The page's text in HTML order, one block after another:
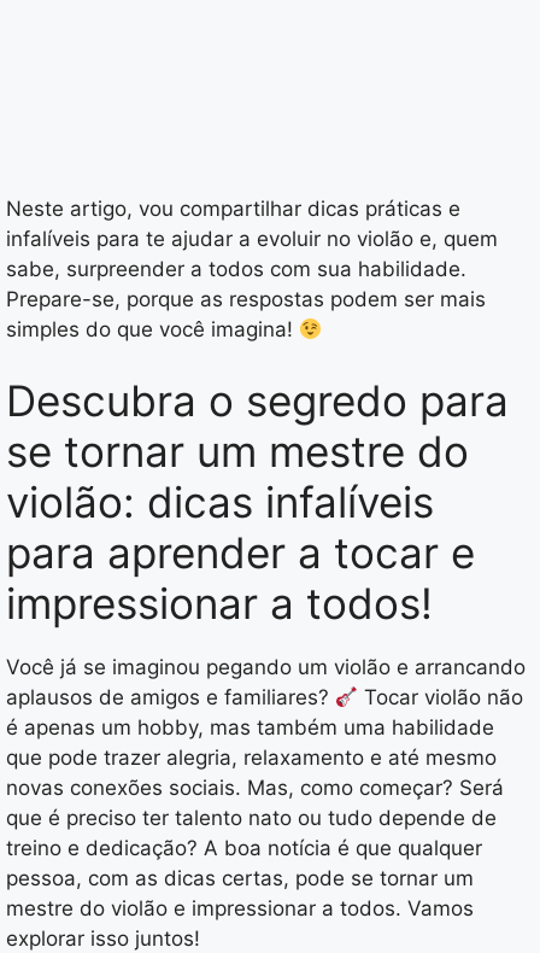
Neste artigo, vou compartilhar dicas práticas e
infalíveis para te ajudar a evoluir no violão e, quem
sabe, surpreender a todos com sua habilidade.
Prepare-se, porque as respostas podem ser mais
simples do que você imagina!
Descubra o segredo para
se tornar um mestre do
violão: dicas infalíveis
para aprender a tocar e
impressionar a todos!
Você já se imaginou pegando um violão e arrancando
aplausos de amigos e familiares?
Tocar violão não
é apenas um hobby, mas também uma habilidade
que pode trazer alegria, relaxamento e até mesmo
novas conexões sociais. Mas, como começar? Será
que é preciso ter talento nato ou tudo depende de
treino e dedicação? A boa notícia é que qualquer
pessoa, com as dicas certas, pode se tornar um
mestre do violão e impressionar a todos. Vamos
explorar isso juntos!